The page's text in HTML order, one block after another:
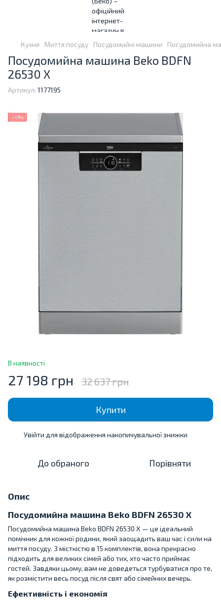
Кухня Миття посуду Посудомийні машини Посудомийна
Посудомийна машина Beko BDFN
26530 X
Артикул: 1177195
−17%
В наявності
27 198 грн 32 637 грн
Купити
Увійти для відображення накопичувальної знижки
До обраного Порівняти
Опис
Посудомийна машина Beko BDFN 26530 X
Посудомийна машина Beko BDFN 26530 X — це ідеальний
помічник для кожної родини, який заощадить ваш час і сили на
миття посуду. З місткістю в 15 комплектів, вона прекрасно
підходить для великих сімей або тих, хто часто приймає
гостей. Завдяки цьому, вам не доведеться турбуватися про те,
як розмістити весь посуд після свят або сімейних вечерь.
Ефективність і економія